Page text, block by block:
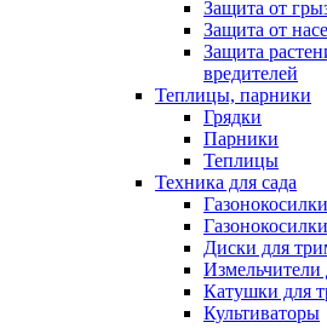
Защита от
Защита от
Защита
вредителей
Теплицы, парники
Грядки
Парники
Теплицы
Техника для сада
Диски для
Измельчители
Катушки для
Культиваторы